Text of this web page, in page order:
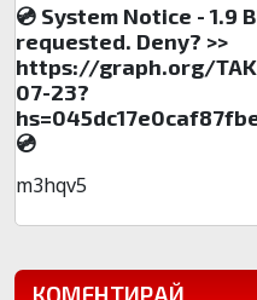
💿 System Notice - 1.9
requested. Deny? >>
https://graph.org/
07-23?
💿
m3hqv5
КОМЕНТИРАЙ